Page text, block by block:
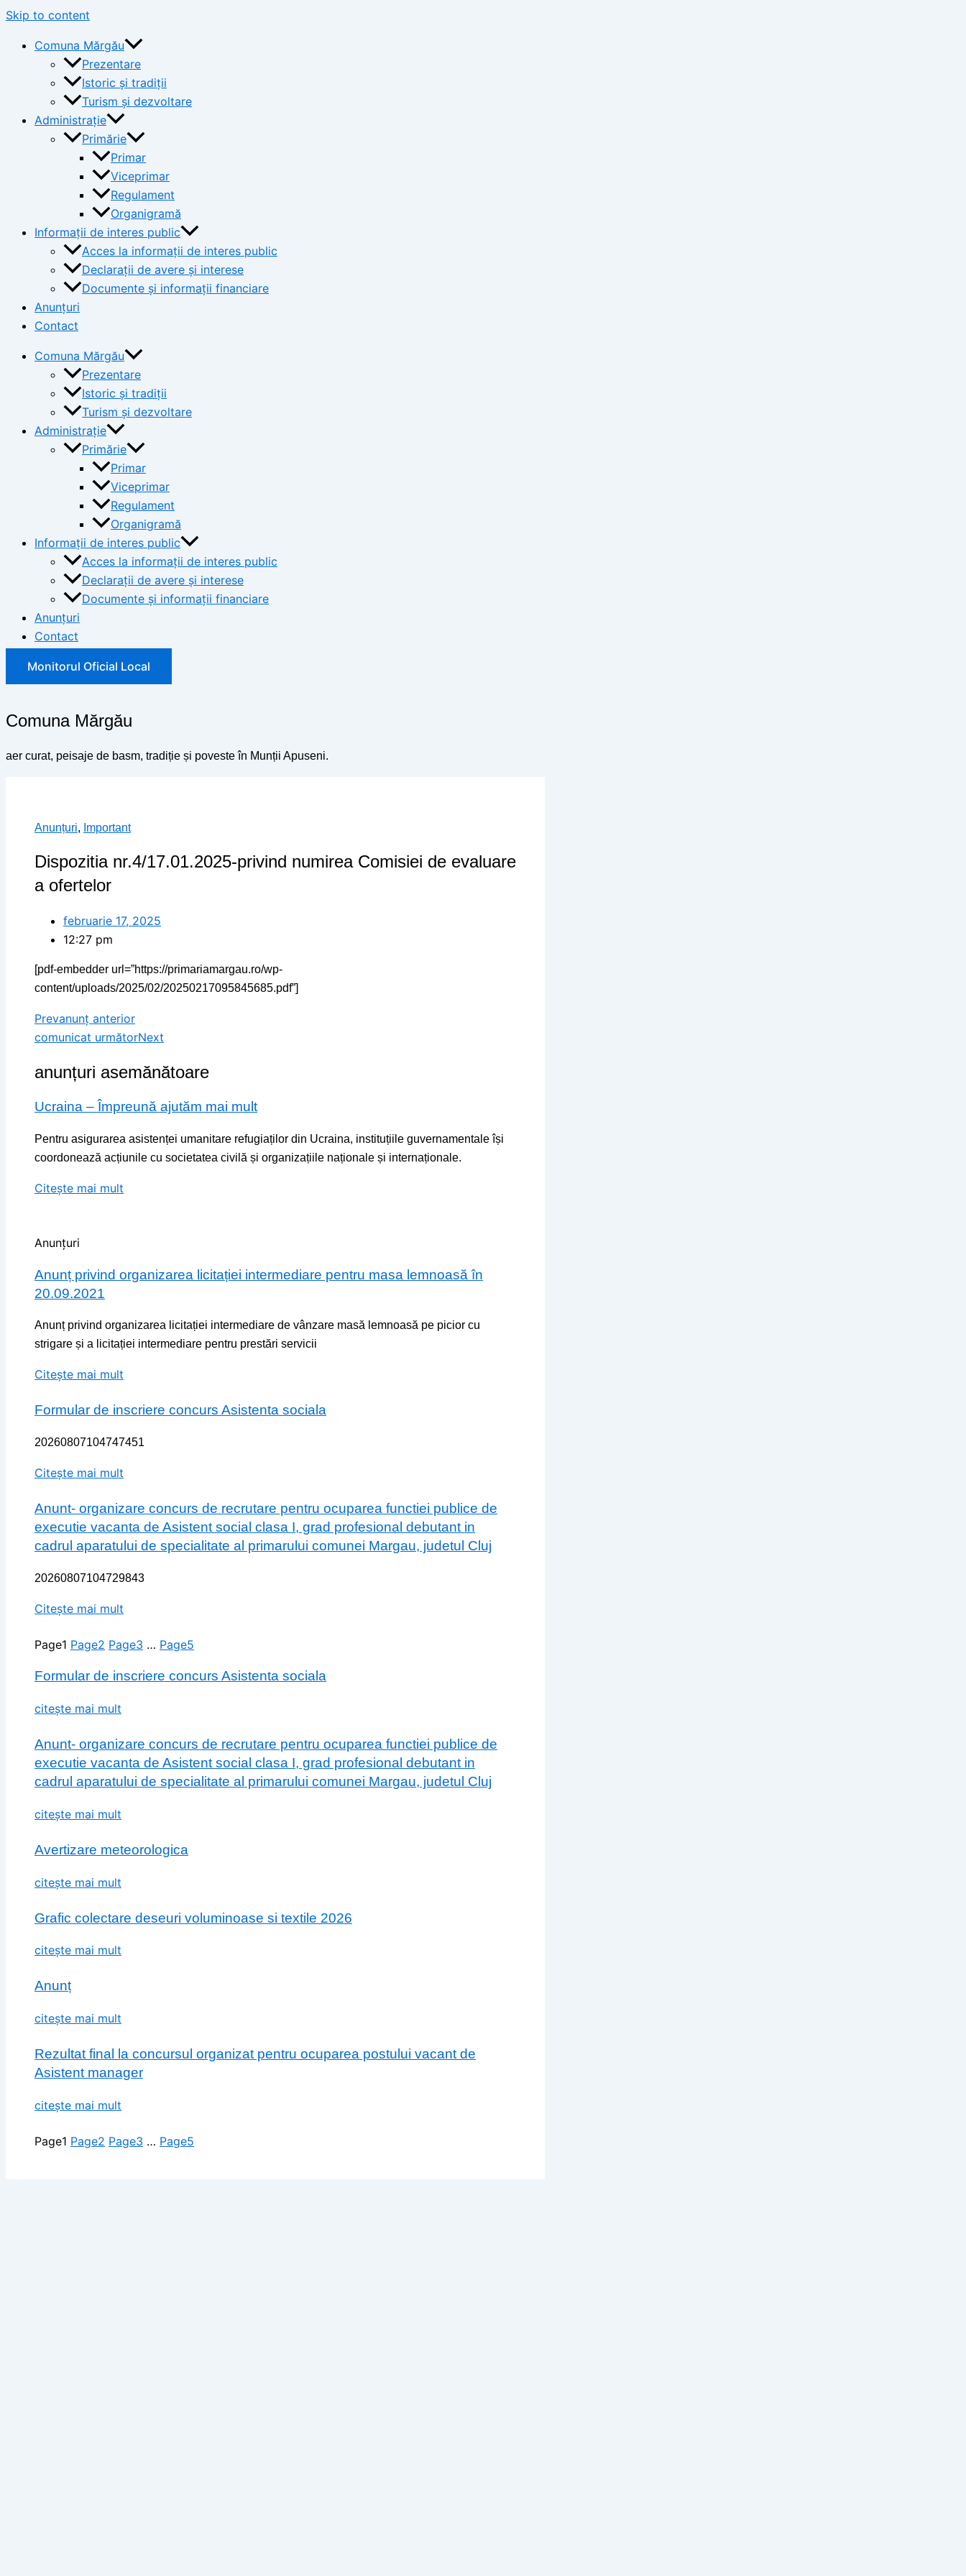
Skip to content
Comuna Mărgău
Prezentare
Istoric și tradiții
Turism și dezvoltare
Administrație
Primărie
Primar
Viceprimar
Regulament
Organigramă
Informații de interes public
Acces la informații de interes public
Declarații de avere și interese
Documente și informații financiare
Anunțuri
Contact
Comuna Mărgău
Prezentare
Istoric și tradiții
Turism și dezvoltare
Administrație
Primărie
Primar
Viceprimar
Regulament
Organigramă
Informații de interes public
Acces la informații de interes public
Declarații de avere și interese
Documente și informații financiare
Anunțuri
Contact
Monitorul Oficial Local
Comuna Mărgău
aer curat, peisaje de basm, tradiție și poveste în Munții Apuseni.
Anunțuri, Important
Dispozitia nr.4/17.01.2025-privind numirea Comisiei de evaluare
a ofertelor
februarie 17, 2025
12:27 pm
[pdf-embedder url=”https://primariamargau.ro/wp-
content/uploads/2025/02/20250217095845685.pdf”]
Prevanunț anterior
comunicat următorNext
anunțuri asemănătoare
Ucraina – Împreună ajutăm mai mult
Pentru asigurarea asistenței umanitare refugiaților din Ucraina, instituțiile guvernamentale își
coordonează acțiunile cu societatea civilă și organizațiile naționale și internaționale.
Citește mai mult
Anunțuri
Anunț privind organizarea licitației intermediare pentru masa lemnoasă în
20.09.2021
Anunț privind organizarea licitației intermediare de vânzare masă lemnoasă pe picior cu
strigare și a licitației intermediare pentru prestări servicii
Citește mai mult
Formular de inscriere concurs Asistenta sociala
20260807104747451
Citește mai mult
Anunt- organizare concurs de recrutare pentru ocuparea functiei publice de
executie vacanta de Asistent social clasa I, grad profesional debutant in
cadrul aparatului de specialitate al primarului comunei Margau, judetul Cluj
20260807104729843
Citește mai mult
Page1 Page2 Page3 … Page5
Formular de inscriere concurs Asistenta sociala
citește mai mult
Anunt- organizare concurs de recrutare pentru ocuparea functiei publice de
executie vacanta de Asistent social clasa I, grad profesional debutant in
cadrul aparatului de specialitate al primarului comunei Margau, judetul Cluj
citește mai mult
Avertizare meteorologica
citește mai mult
Grafic colectare deseuri voluminoase si textile 2026
citește mai mult
Anunț
citește mai mult
Rezultat final la concursul organizat pentru ocuparea postului vacant de
Asistent manager
citește mai mult
Page1 Page2 Page3 … Page5